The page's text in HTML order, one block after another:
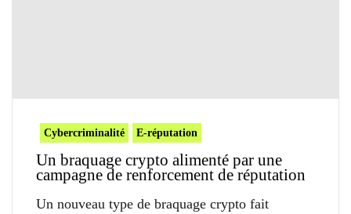
Cybercriminalité E-réputation
Un braquage crypto alimenté par une
campagne de renforcement de réputation
Un nouveau type de braquage crypto fait